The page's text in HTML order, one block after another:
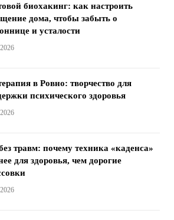
биохакинг: как настроить
дома, чтобы забыть о
и усталости
в Ровно: творчество для
психического здоровья
травм: почему техника «каденса»
для здоровья, чем дорогие